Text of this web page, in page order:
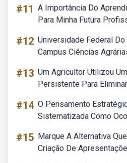
#11 A Importância Do
Para Minha Futura
#12 Universidade Federal
Campus Ciências
#13 Um Agricultor Utilizou
Persistente Para
#14 O Pensamento
Sistematizada Como
#15 Marque A Alternativa
Criação De